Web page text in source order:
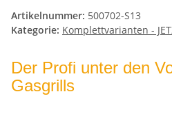
Artikelnummer: 500702-S13
Kategorie: Komplettvarianten -
Der Profi unter den
Gasgrills